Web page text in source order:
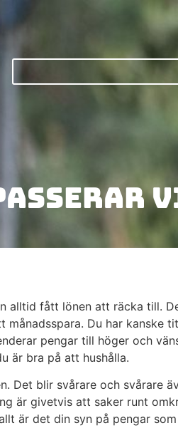
alltid fått lönen att räcka till.
månadsspara. Du har kanske
pengar till höger och
är bra på att hushålla.
Det blir svårare och svårare
är givetvis att saker runt
är det din syn på pengar som